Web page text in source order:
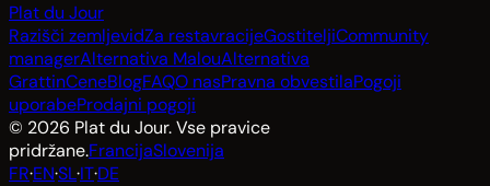
Plat du Jour
Razišči zemljevidZa restavracijeGostiteljiCommunity
managerAlternativa MalouAlternativa
GrattinCeneBlogFAQO nasPravna obvestilaPogoji
uporabeProdajni pogoji
© 2026 Plat du Jour. Vse pravice
pridržane.FrancijaSlovenija
FR·EN·SL·IT·DE